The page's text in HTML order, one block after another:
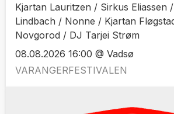
Kjartan Lauritzen / Sirkus Eliassen
Lindbach / Nonne / Kjartan
Novgorod / DJ Tarjei Strøm
08.08.2026 16:00 @ Vadsø
VARANGERFESTIVALEN